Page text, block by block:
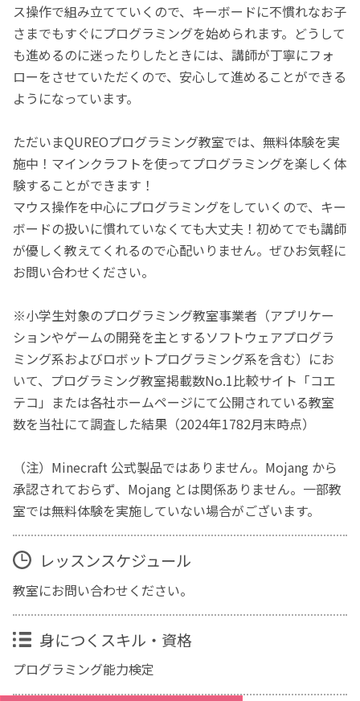
ス操作で組み立てていくので、キーボードに不慣れなお子
さまでもすぐにプログラミングを始められます。どうして
も進めるのに迷ったりしたときには、講師が丁寧にフォ
ローをさせていただくので、安心して進めることができる
ようになっています。
ただいまQUREOプログラミング教室では、無料体験を実
施中！マインクラフトを使ってプログラミングを楽しく体
験することができます！
マウス操作を中心にプログラミングをしていくので、キー
ボードの扱いに慣れていなくても大丈夫！初めてでも講師
が優しく教えてくれるので心配いりません。ぜひお気軽に
お問い合わせください。
※小学生対象のプログラミング教室事業者（アプリケー
ションやゲームの開発を主とするソフトウェアプログラ
ミング系およびロボットプログラミング系を含む）にお
いて、プログラミング教室掲載数No.1比較サイト「コエ
テコ」または各社ホームページにて公開されている教室
数を当社にて調査した結果（2024年1782月末時点）
（注）Minecraft 公式製品ではありません。Mojang から
承認されておらず、Mojang とは関係ありません。一部教
室では無料体験を実施していない場合がございます。
レッスンスケジュール
教室にお問い合わせください。
身につくスキル・資格
プログラミング能力検定